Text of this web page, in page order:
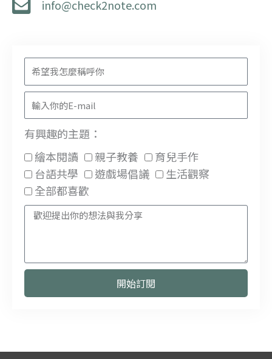
info@check2note.com
姓
名
Email
有興趣的主題：
有
興
趣
的
繪本閱讀 親子教養
育兒手作
台語共學
遊戲場倡議
生活觀察
全部都喜歡
訊
開始訂閱